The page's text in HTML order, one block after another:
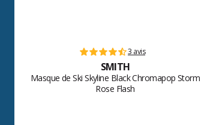
3 avis
SMITH
Masque de Ski Skyline Black Chromapop Storm
Rose Flash